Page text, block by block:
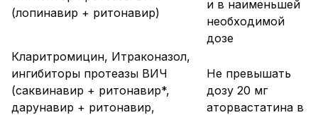
(лопинавир + ритонавир)
и в наименьшей
необходимой
дозе
Кларитромицин, Итраконазол,
ингибиторы протеазы ВИЧ
(саквинавир + ритонавир*,
дарунавир + ритонавир,
Не превышать
дозу 20 мг
аторвастатина в